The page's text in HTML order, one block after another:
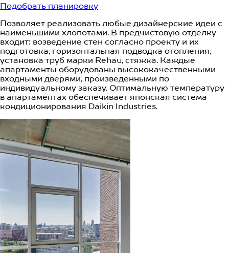
Подобрать планировку
Позволяет реализовать любые дизайнерские идеи с
наименьшими хлопотами. В предчистовую отделку
входит: возведение стен согласно проекту и их
подготовка, горизонтальная подводка отопления,
установка труб марки Rehau, стяжка. Каждые
апартаменты оборудованы высококачественными
входными дверями, произведенными по
индивидуальному заказу. Оптимальную температуру
в апартаментах обеспечивает японская система
кондиционирования Daikin Industries.